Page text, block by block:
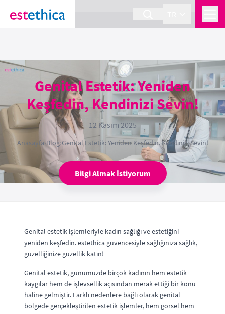
section Service {
Genital Estetik: Yeniden
Keşfedin, Kendinizi Sevin!
12 Kasım 2025
Anasayfa›Blog›Genital Estetik: Yeniden Keşfedin, Kendinizi Sevin!
Bilgi Almak İstiyorum
Genital estetik işlemleriyle kadın sağlığı ve estetiğini
yeniden keşfedin. estethica güvencesiyle sağlığınıza sağlık,
güzelliğinize güzellik katın!
Genital estetik, günümüzde birçok kadının hem estetik
kaygılar hem de işlevsellik açısından merak ettiği bir konu
haline gelmiştir. Farklı nedenlere bağlı olarak genital
bölgede gerçekleştirilen estetik işlemler, hem görsel hem